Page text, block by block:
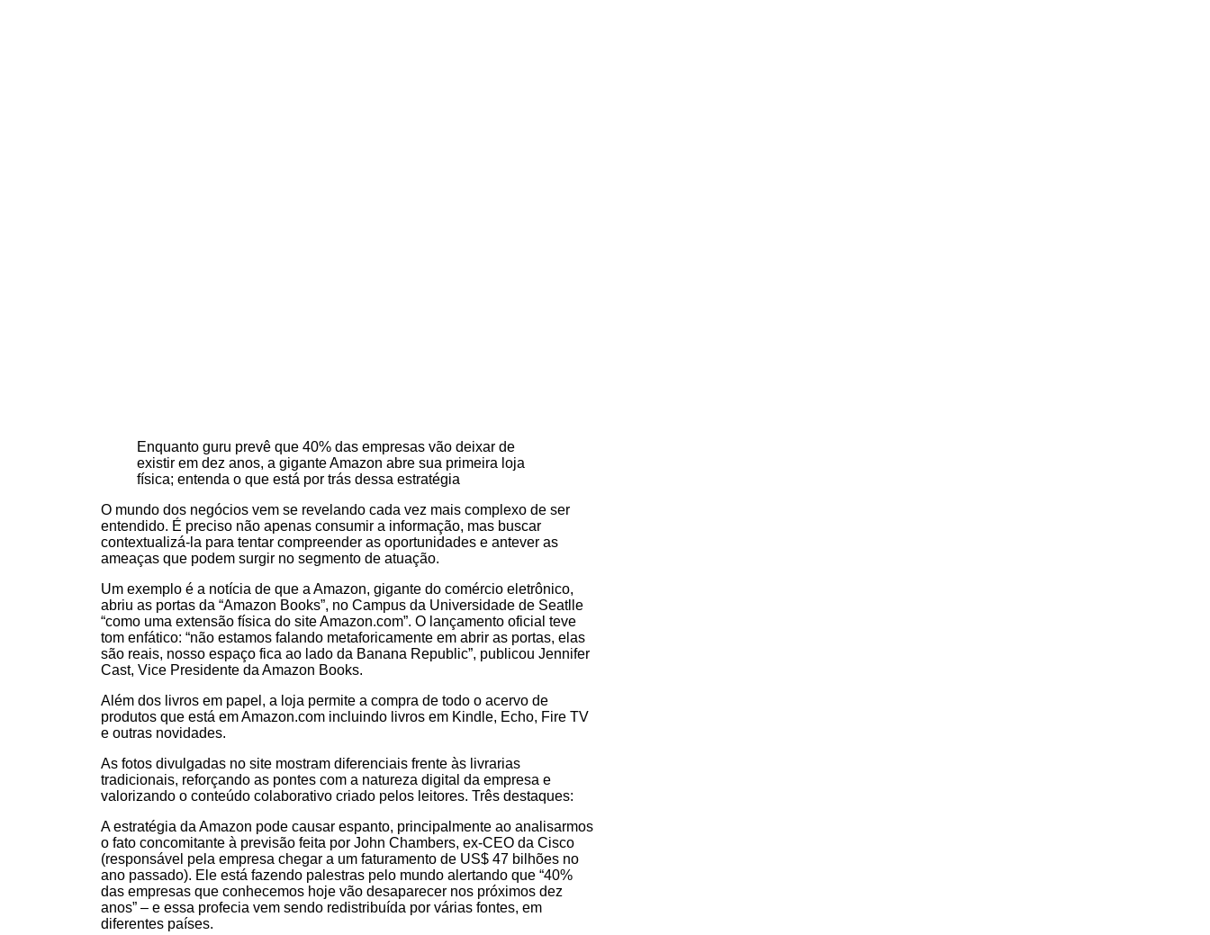
Enquanto guru prevê que 40% das empresas vão deixar de
existir em dez anos, a gigante Amazon abre sua primeira loja
física; entenda o que está por trás dessa estratégia
O mundo dos negócios vem se revelando cada vez mais complexo de ser
entendido. É preciso não apenas consumir a informação, mas buscar
contextualizá-la para tentar compreender as oportunidades e antever as
ameaças que podem surgir no segmento de atuação.
Um exemplo é a notícia de que a Amazon, gigante do comércio eletrônico,
abriu as portas da “Amazon Books”, no Campus da Universidade de Seatlle
“como uma extensão física do site Amazon.com”. O lançamento oficial teve
tom enfático: “não estamos falando metaforicamente em abrir as portas, elas
são reais, nosso espaço fica ao lado da Banana Republic”, publicou Jennifer
Cast, Vice Presidente da Amazon Books.
Além dos livros em papel, a loja permite a compra de todo o acervo de
produtos que está em Amazon.com incluindo livros em Kindle, Echo, Fire TV
e outras novidades.
As fotos divulgadas no site mostram diferenciais frente às livrarias
tradicionais, reforçando as pontes com a natureza digital da empresa e
valorizando o conteúdo colaborativo criado pelos leitores. Três destaques:
A estratégia da Amazon pode causar espanto, principalmente ao analisarmos
o fato concomitante à previsão feita por John Chambers, ex-CEO da Cisco
(responsável pela empresa chegar a um faturamento de US$ 47 bilhões no
ano passado). Ele está fazendo palestras pelo mundo alertando que “40%
das empresas que conhecemos hoje vão desaparecer nos próximos dez
anos” – e essa profecia vem sendo redistribuída por várias fontes, em
diferentes países.